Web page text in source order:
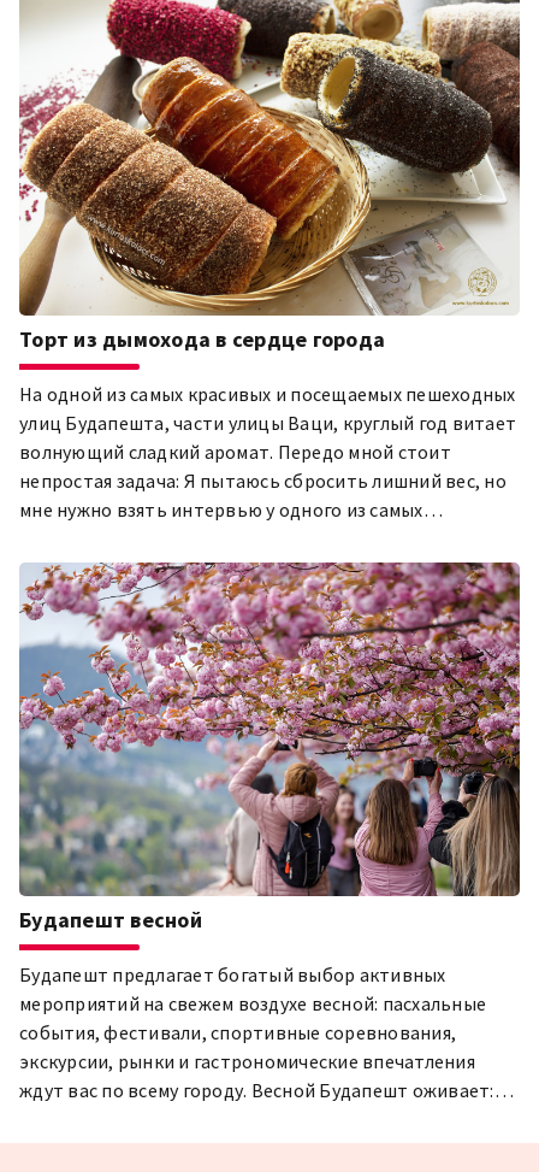
термальные ванны, исследуйте самые красивые места
города, насладитесь гастрономическими изысками или
вдохновитесь на увлекательной выставке!
Торт из дымохода в сердце города
На одной из самых красивых и посещаемых пешеходных
улиц Будапешта, части улицы Ваци, круглый год витает
волнующий сладкий аромат. Передо мной стоит
непростая задача: Я пытаюсь сбросить лишний вес, но
мне нужно взять интервью у одного из самых
районе, да и во всем городе и стране - Ласло Молнара,
владельца "Molnár's Kürtőskalács", который отличается
не только качеством, но и самим внешним видом.
Трубный пирог (=kürtőskalács) любят как гости города,
так и местные жители, поэтому, оказавшись в
Будапеште, вы обязательно должны его попробовать!
Будапешт весной
Будапешт предлагает богатый выбор активных
мероприятий на свежем воздухе весной: пасхальные
события, фестивали, спортивные соревнования,
экскурсии, рынки и гастрономические впечатления
ждут вас по всему городу. Весной Будапешт оживает:
районе Будайской крепости, исследуйте Нормафу или